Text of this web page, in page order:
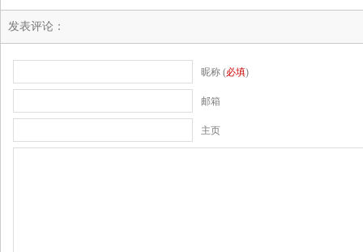
发表评论：
昵称 (必填)
邮箱
主页